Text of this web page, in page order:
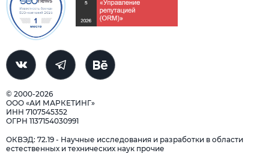
© 2000-2026
ООО «АИ МАРКЕТИНГ»
ИНН 7107545352
ОГРН 1137154030991
ОКВЭД: 72.19 - Научные исследования и разработки в области
естественных и технических наук прочие